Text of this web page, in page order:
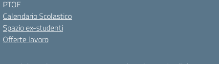
PTOF
Calendario Scolastico
Spazio ex-studenti
Offerte lavoro